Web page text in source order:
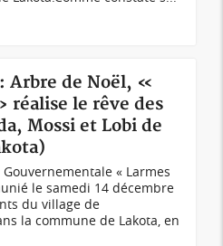
Arbre de Noël, «
le rêve des
Mossi et Lobi de
Gouvernementale « Larmes
le samedi 14 décembre
du village de
la commune de Lakota, en